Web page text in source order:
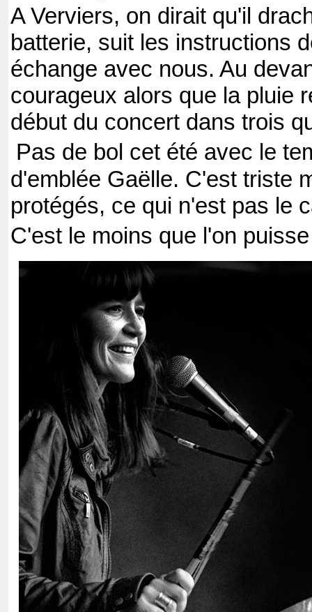
A Verviers, on dirait qu'il
batterie, suit les instructions
échange avec nous. Au
courageux alors que la pluie
début du concert dans trois
Pas de bol cet été avec le
d'emblée Gaëlle. C'est triste
protégés, ce qui n'est pas le
C'est le moins que l'on